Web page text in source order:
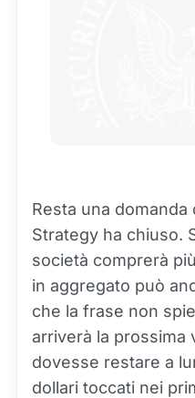
Resta una
Strategy ha chiuso.
società comprerà
in aggregato può
che la frase non
arriverà la prossima
dovesse restare a
dollari toccati nei